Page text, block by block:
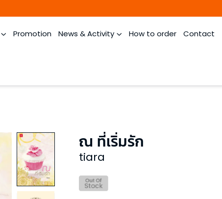
Promotion News & Activity How to order Contact
ณ ที่เริ่มรัก
tiara